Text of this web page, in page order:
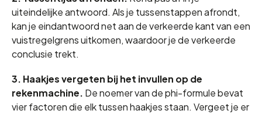
uiteindelijke antwoord. Als je tussenstappen afrondt,
kan je eindantwoord net aan de verkeerde kant van een
vuistregelgrens uitkomen, waardoor je de verkeerde
conclusie trekt.
3. Haakjes vergeten bij het invullen op de
rekenmachine. De noemer van de phi-formule bevat
vier factoren die elk tussen haakjes staan. Vergeet je er